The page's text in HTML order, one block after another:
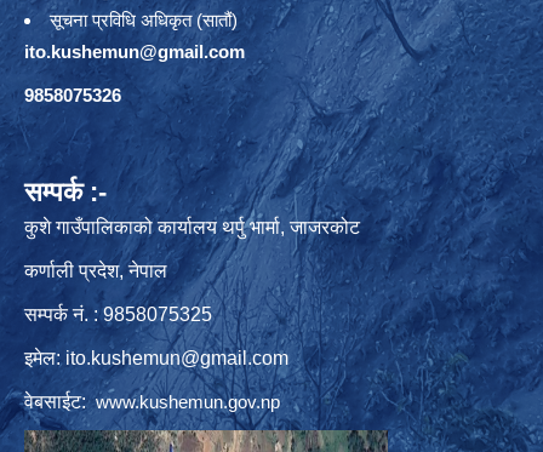
सूचना प्रविधि अधिकृत (सातौं)
ito.kushemun@gmail.com
9858075326
सम्पर्क :-
कुशे गाउँपालिकाको कार्यालय थर्पु भार्मा, जाजरकोट
कर्णाली प्रदेश, नेपाल
सम्पर्क नं. : 9858075325
इमेल: ito.kushemun@gmail.com
वेबसाईट:www.kushemun.gov.np